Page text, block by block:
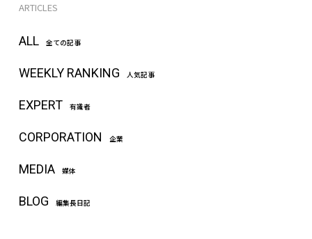
ARTICLES
ALL 全ての記事
WEEKLY RANKING 人気記事
EXPERT 有識者
CORPORATION 企業
MEDIA 媒体
BLOG 編集長日記